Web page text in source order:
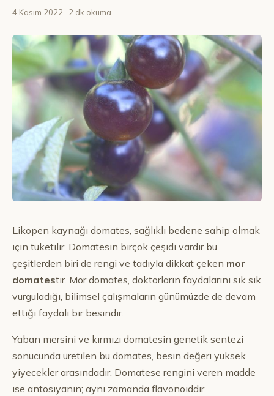
4 Kasım 2022 · 2 dk okuma
Likopen kaynağı domates, sağlıklı bedene sahip olmak
için tüketilir. Domatesin birçok çeşidi vardır bu
çeşitlerden biri de rengi ve tadıyla dikkat çeken mor
domatestir. Mor domates, doktorların faydalarını sık sık
vurguladığı, bilimsel çalışmaların günümüzde de devam
ettiği faydalı bir besindir.
Yaban mersini ve kırmızı domatesin genetik sentezi
sonucunda üretilen bu domates, besin değeri yüksek
yiyecekler arasındadır. Domatese rengini veren madde
ise antosiyanin; aynı zamanda flavonoiddir.